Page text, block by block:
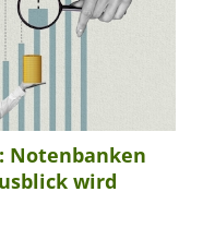
Notenbanken
wird